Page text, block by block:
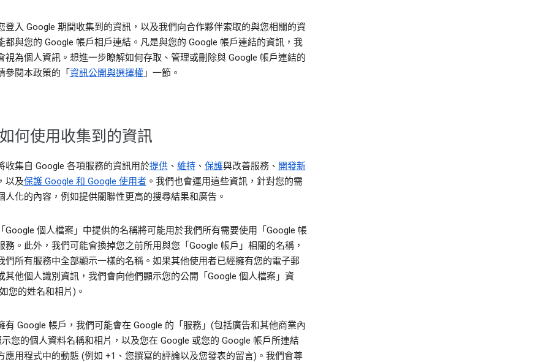
登入 Google 期間收集到的資訊，以及我們向合作夥伴索取的與您相關的資
都與您的 Google 帳戶相戶連結。凡是與您的 Google 帳戶連結的資訊，我
視為個人資訊。想進一步瞭解如何存取、管理或刪除與 Google 帳戶連結的
參閱本政策的「 資訊公開與選擇權」一節。
何使用收集到的資訊
收集自 Google 各項服務的資訊用於提供、 維持、 保護與改善服務、 開發新
以及保護 Google 和 Google 使用者。我們也會運用這些資訊，針對您的需
人化的內容，例如提供關聯性更高的搜尋結果和廣告。
Google 個人檔案」中提供的名稱將可能用於我們所有需要使用「Google 帳
務。此外，我們可能會換掉您之前所用與您「Google 帳戶」相關的名稱，
們所有服務中全部顯示一樣的名稱。如果其他使用者已經擁有您的電子郵
其他個人識別資訊，我們會向他們顯示您的公開「Google 個人檔案」資
您的姓名和相片)。
有 Google 帳戶，我們可能會在 Google 的「服務」(包括廣告和其他商業內
您的個人資料名稱和相片，以及您在 Google 或您的 Google 帳戶所連結
應用程式中的動態 (例如 +1、您撰寫的評論以及您發表的留言)。我們會尊